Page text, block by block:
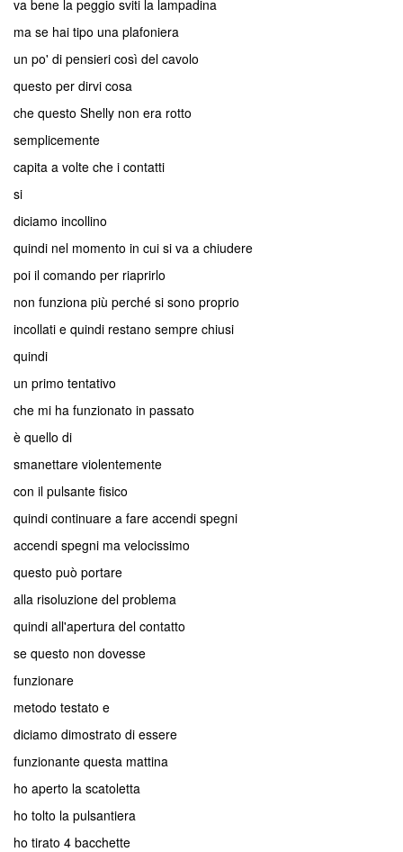
va bene la peggio sviti la lampadina
ma se hai tipo una plafoniera
un po' di pensieri così del cavolo
questo per dirvi cosa
che questo Shelly non era rotto
semplicemente
capita a volte che i contatti
si
diciamo incollino
quindi nel momento in cui si va a chiudere
poi il comando per riaprirlo
non funziona più perché si sono proprio
incollati e quindi restano sempre chiusi
quindi
un primo tentativo
che mi ha funzionato in passato
è quello di
smanettare violentemente
con il pulsante fisico
quindi continuare a fare accendi spegni
accendi spegni ma velocissimo
questo può portare
alla risoluzione del problema
quindi all'apertura del contatto
se questo non dovesse
funzionare
metodo testato e
diciamo dimostrato di essere
funzionante questa mattina
ho aperto la scatoletta
ho tolto la pulsantiera
ho tirato 4 bacchette